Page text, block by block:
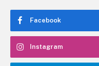
Facebook
Instagram